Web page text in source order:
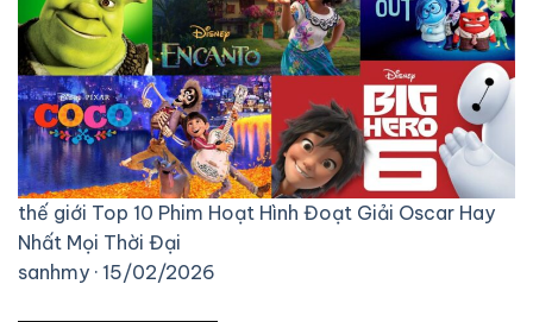
thế giới Top 10 Phim Hoạt Hình Đoạt Giải Oscar Hay
Nhất Mọi Thời Đại
sanhmy · 15/02/2026